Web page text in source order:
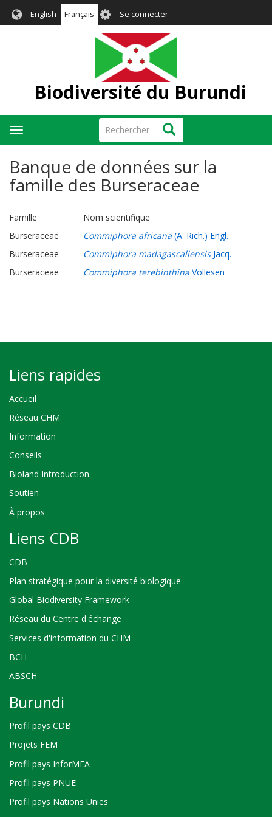
English Français User
account
menu
Se connecter
Biodiversité du Burundi
Rechercher Rechercher
Toggle
navigation
Banque de données sur la
famille des Burseraceae
Famille Nom scientifique
Burseraceae Commiphora africana (A. Rich.) Engl.
Burseraceae Commiphora madagascaliensisJacq.
Burseraceae Commiphora terebinthina Vollesen
Liens rapides
Accueil
Réseau CHM
Information
Conseils
Bioland Introduction
Soutien
À propos
Liens CDB
CDB
Plan stratégique pour la diversité biologique
Global Biodiversity Framework
Réseau du Centre d'échange
Services d'information du CHM
BCH
ABSCH
Burundi
Profil pays CDB
Projets FEM
Profil pays InforMEA
Profil pays PNUE
Profil pays Nations Unies